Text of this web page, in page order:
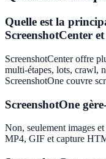
Quelle est la
ScreenshotCenter
ScreenshotCenter offre
multi-étapes, lots, crawl,
ScreenshotOne couvre
ScreenshotOne
Non, seulement images
MP4, GIF et capture